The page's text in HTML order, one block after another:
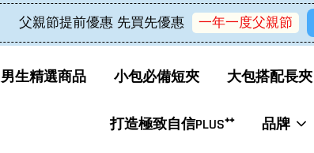
父親節提前優惠 先買先優惠 一年一度父親節
男生精選商品 小包必備短夾 大包搭配長夾
打造極致自信PLUS⁺⁺ 品牌